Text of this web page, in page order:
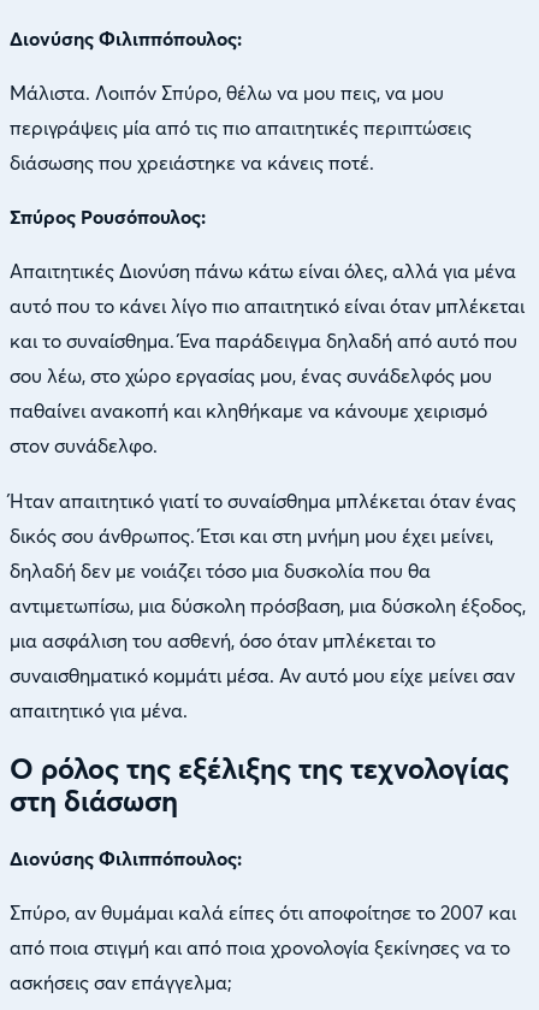
Διονύσης Φιλιππόπουλος:
Μάλιστα. Λοιπόν Σπύρο, θέλω να μου πεις, να μου
περιγράψεις μία από τις πιο απαιτητικές περιπτώσεις
διάσωσης που χρειάστηκε να κάνεις ποτέ.
Σπύρος Ρουσόπουλος:
Απαιτητικές Διονύση πάνω κάτω είναι όλες, αλλά για μένα
αυτό που το κάνει λίγο πιο απαιτητικό είναι όταν μπλέκεται
και το συναίσθημα. Ένα παράδειγμα δηλαδή από αυτό που
σου λέω, στο χώρο εργασίας μου, ένας συνάδελφός μου
παθαίνει ανακοπή και κληθήκαμε να κάνουμε χειρισμό
στον συνάδελφο.
Ήταν απαιτητικό γιατί το συναίσθημα μπλέκεται όταν ένας
δικός σου άνθρωπος. Έτσι και στη μνήμη μου έχει μείνει,
δηλαδή δεν με νοιάζει τόσο μια δυσκολία που θα
αντιμετωπίσω, μια δύσκολη πρόσβαση, μια δύσκολη έξοδος,
μια ασφάλιση του ασθενή, όσο όταν μπλέκεται το
συναισθηματικό κομμάτι μέσα. Αν αυτό μου είχε μείνει σαν
απαιτητικό για μένα.
Ο ρόλος της εξέλιξης της τεχνολογίας
στη διάσωση
Διονύσης Φιλιππόπουλος:
Σπύρο, αν θυμάμαι καλά είπες ότι αποφοίτησε το 2007 και
από ποια στιγμή και από ποια χρονολογία ξεκίνησες να το
ασκήσεις σαν επάγγελμα;